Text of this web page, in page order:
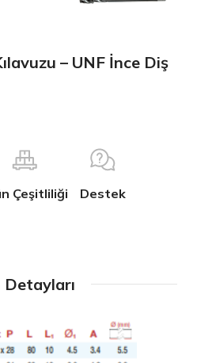
– UNF İnce Diş
Çeşitliliği Destek
Detayları